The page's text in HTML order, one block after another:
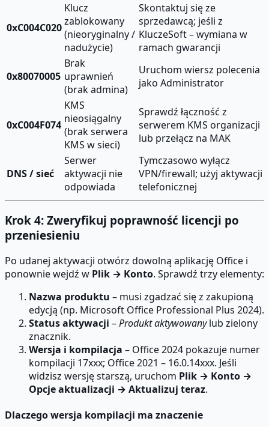
0xC004C020
Klucz
zablokowany
(nieoryginalny /
nadużycie)
Skontaktuj się ze
sprzedawcą; jeśli z
KluczeSoft – wymiana w
ramach gwarancji
0x80070005
Brak
uprawnień
(brak admina)
Uruchom wiersz polecenia
jako Administrator
0xC004F074
KMS
nieosiągalny
(brak serwera
KMS w sieci)
Sprawdź łączność z
serwerem KMS organizacji
lub przełącz na MAK
DNS / sieć
Serwer
aktywacji nie
odpowiada
Tymczasowo wyłącz
VPN/firewall; użyj aktywacji
telefonicznej
Krok 4: Zweryfikuj poprawność licencji po
przeniesieniu
Po udanej aktywacji otwórz dowolną aplikację Office i
ponownie wejdź w Plik → Konto. Sprawdź trzy elementy:
Nazwa produktu – musi zgadzać się z zakupioną
edycją (np. Microsoft Office Professional Plus 2024).
Status aktywacji –Produkt aktywowanylub zielony
znacznik.
Wersja i kompilacja – Office 2024 pokazuje numer
kompilacji 17xxx; Office 2021 – 16.0.14xxx. Jeśli
widzisz wersję starszą, uruchom Plik → Konto →
Opcje aktualizacji → Aktualizuj teraz.
Dlaczego wersja kompilacji ma znaczenie